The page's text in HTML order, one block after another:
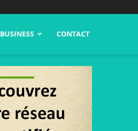
BUSINESS CONTACT